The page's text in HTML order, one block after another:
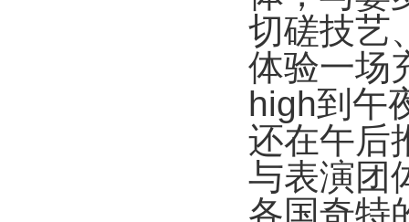
切磋技艺
体验一场
high到午
还在午后
与表演团
各国奇特